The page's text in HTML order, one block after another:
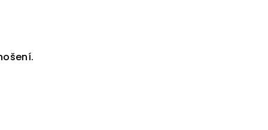
a získat slevu
adresa je u nás